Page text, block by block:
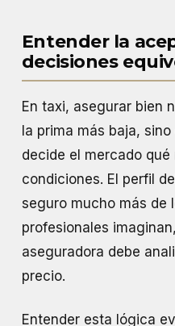
Entender la
decisiones
En taxi, asegurar bien
la prima más baja,
decide el mercado
condiciones. El perfil
seguro mucho más de
profesionales
aseguradora debe
precio.
Entender esta lógica